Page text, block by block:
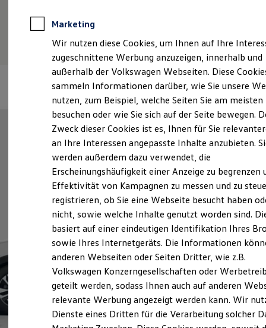
Anpfiff zum Gewinn
Elektroautos
ID. Tutorials
Elektrofahrzeugkonzepte
Reichweite
Reichweite der ID. Modelle
Reichweite im Winter
Laden
Laden unterwegs
Laden Zuhause
Ladezeitensimulator
Batterie
Sicherheit
Garantie und Lebensdauer
Nachhaltigkeit
Technologie
Kosten und Kauf
Verbrauchskosten
Kaufoptionen
E-Auto-Förderung
Software und Konnektivität
Die ID. Software 6
ID. Software Versionen und Updates
Digitale Extras
Schnittstellen zu Ihrem ID.
Impressum & Rechtliches
Marketing
Wir nutzen diese Cookies, um Ihnen auf Ihre
zugeschnittene Werbung anzuzeigen, innerhalb und
außerhalb der Volkswagen Webseiten. Diese
sammeln Informationen darüber, wie Sie unsere
nutzen, zum Beispiel, welche Seiten Sie am meisten
besuchen oder wie Sie sich auf der Seite bewegen.
Zweck dieser Cookies ist es, Ihnen für Sie
an Ihre Interessen angepasste Inhalte anzubieten.
werden außerdem dazu verwendet, die
Erscheinungshäufigkeit einer Anzeige zu begrenzen
Effektivität von Kampagnen zu messen und zu
registrieren, ob Sie eine Webseite besucht haben
nicht, sowie welche Inhalte genutzt worden sind.
basiert auf einer eindeutigen Identifikation Ihres
sowie Ihres Internetgeräts. Die Informationen
anderen Webseiten oder Seiten Dritter, wie z.B.
Volkswagen Konzerngesellschaften oder
geteilt werden, sodass Ihnen auch auf anderen
relevante Werbung angezeigt werden kann. Wir
Dienste eines Dritten für die Verarbeitung solcher